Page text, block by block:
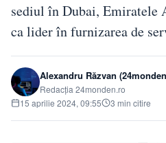
sediul în Dubai, Emiratele
ca lider în furnizarea de
Alexandru Răzvan
Redacția 24monden.ro
15 aprilie 2024, 09:55
3 min citire